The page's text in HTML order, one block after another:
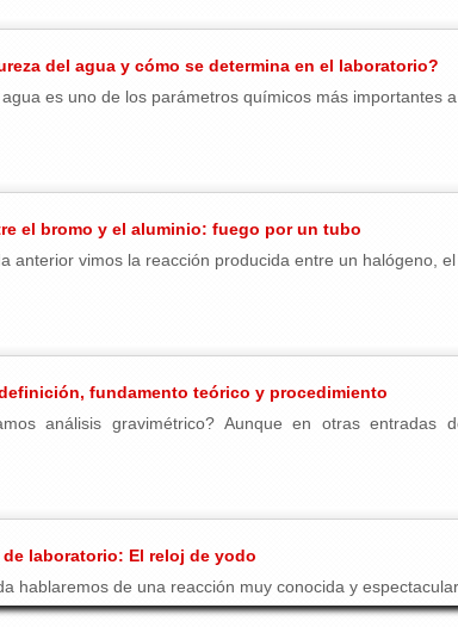
del agua y cómo se determina en el laboratorio?
es uno de los parámetros químicos más importantes a
el bromo y el aluminio: fuego por un tubo
anterior vimos la reacción producida entre un halógeno,
fundamento teórico y procedimiento
análisis gravimétrico? Aunque en otras
de laboratorio: El reloj de yodo
hablaremos de una reacción muy conocida y